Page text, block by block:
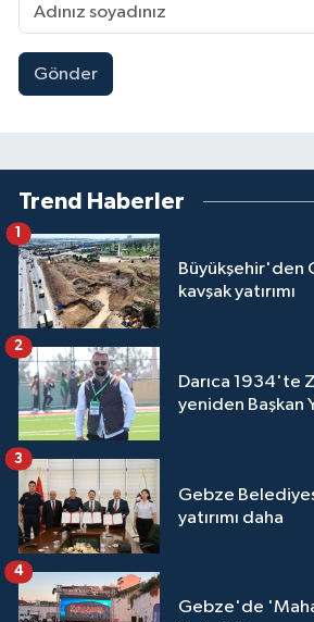
Gönder
Trend Haberler
Büyükşehir'den
kavşak yatırımı
1
Darıca 1934'te
yeniden Başkan
2
Gebze
yatırımı daha
3
Gebze'de
4